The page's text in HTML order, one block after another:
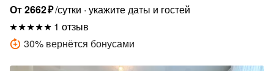
От2662₽/сутки укажите даты и гостей
1 отзыв
30% вернётся бонусами